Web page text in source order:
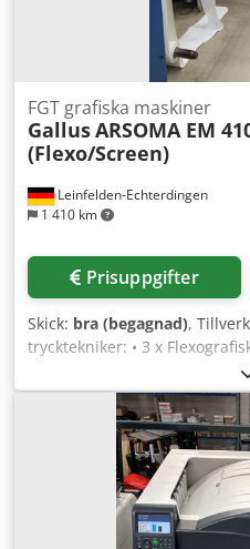
Leinfelden-Echterdingen
1 410 km
FGT grafiska maskiner
GallusARSOMA EM
(Flexo/Screen)
Prisuppgifter
Skick: bra (begagnad),
trycktekniker: • 3 x
Screentryckenheter •
tillgängliga) Maximal
Maximal bansbredd: 417
Maximal tryckbredd: 407 mm
0,18 mm 
upp till 609,6 mm (Z192)
533,4 mm (Z168) Djuptryck:
mm (Z192)  Stansavdelning